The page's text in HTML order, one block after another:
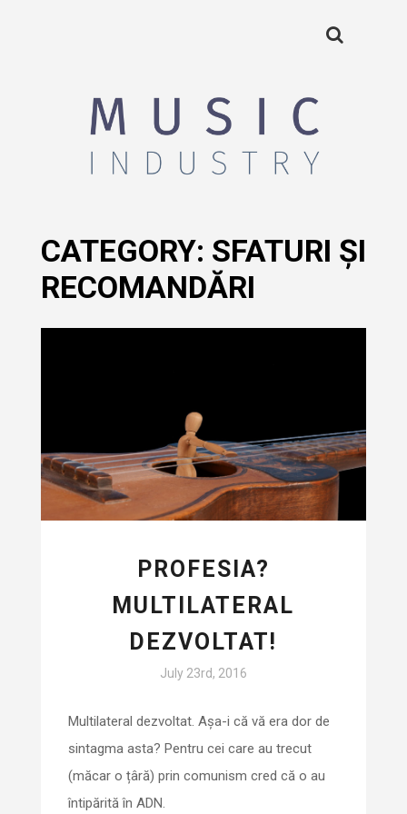
CATEGORY: SFATURI ȘI
RECOMANDĂRI
PROFESIA?
MULTILATERAL
DEZVOLTAT!
July 23rd, 2016
Multilateral dezvoltat. Așa-i că vă era dor de
sintagma asta? Pentru cei care au trecut
(măcar o țâră) prin comunism cred că o au
întipărită în ADN.